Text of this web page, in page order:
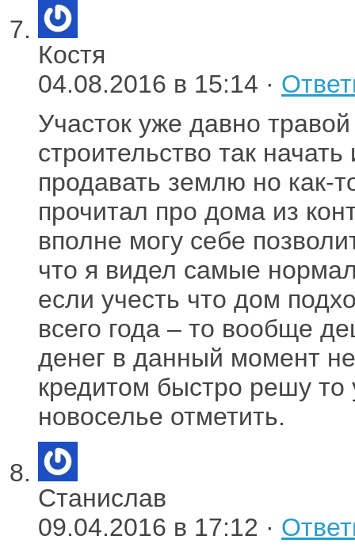
Костя
04.08.2016 в 15:14 ·
Участок уже давно
строительство так
продавать землю но как-
прочитал про дома из
вполне могу себе
что я видел самые
если учесть что дом
всего года – то вообще
денег в данный момент
кредитом быстро решу то
новоселье отметить.
Станислав
09.04.2016 в 17:12 ·